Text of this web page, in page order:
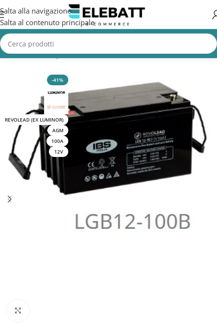
Salta alla navigazione
Salta al contenuto principale
Home/Batterie per Nautica/Batterie Servizi Nautica
-41%
REVOLEAD (EX LUMINOR)
AGM
100A
12V